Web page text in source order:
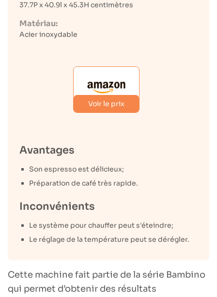
37.7P x 40.9l x 45.3H centimètres
Matériau:
Acier inoxydable
Voir le prix
Avantages
Son espresso est délicieux;
Préparation de café très rapide.
Inconvénients
Le système pour chauffer peut s'éteindre;
Le réglage de la température peut se dérégler.
Cette machine fait partie de la série Bambino
qui permet d’obtenir des résultats